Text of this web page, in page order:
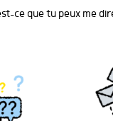
ce que tu peux me